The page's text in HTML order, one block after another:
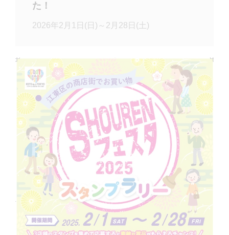
た！
2026年2月1日(日)～2月28日(土)